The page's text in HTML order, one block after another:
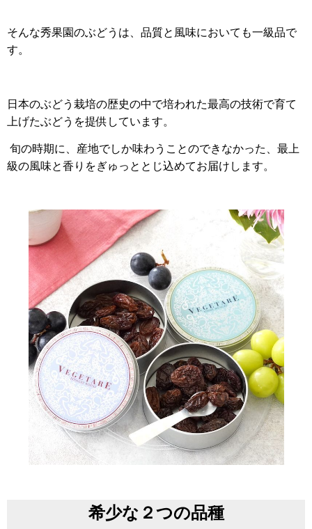
そんな秀果園のぶどうは、品質と風味においても一級品で
す。
日本のぶどう栽培の歴史の中で培われた最高の技術で育て
上げたぶどうを提供しています。
旬の時期に、産地でしか味わうことのできなかった、最上
級の風味と香りをぎゅっととじ込めてお届けします。
希少な２つの品種